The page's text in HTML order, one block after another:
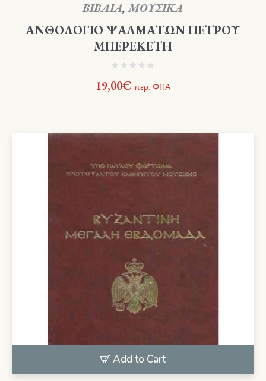
ΒΙΒΛΙΑ,ΜΟΥΣΙΚΑ
ΑΝΘΟΛΟΓΙΟ ΨΑΛΜΑΤΩΝ ΠΕΤΡΟΥ
ΜΠΕΡΕΚΕΤΗ
19,00€ περ. ΦΠΑ
Add to Cart